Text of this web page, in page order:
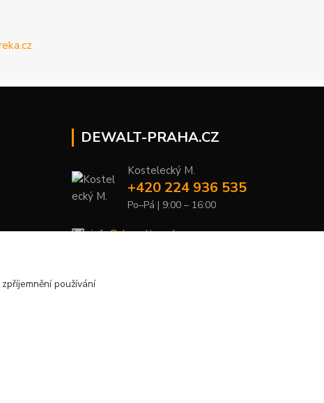
DEWALT-PRAHA.CZ
Kostelecký M.
+420 224 936 535
Po–Pá | 9:00 – 16:00
info@dewalt-praha.cz
používání